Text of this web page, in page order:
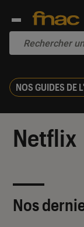
NOS GUIDES DE
Netflix
Nos